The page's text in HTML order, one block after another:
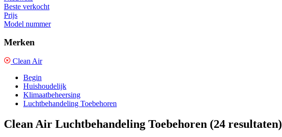
Beste verkocht
Prijs
Model nummer
Merken
Clean Air
Begin
Huishoudelijk
Klimaatbeheersing
Luchtbehandeling Toebehoren
Clean Air Luchtbehandeling Toebehoren (24 resultaten)